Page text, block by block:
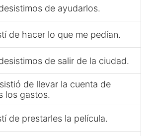
de ayudarlos.
de hacer lo que me pedían.
de salir de la ciudad.
de llevar la cuenta de
los gastos.
de prestarles la película.